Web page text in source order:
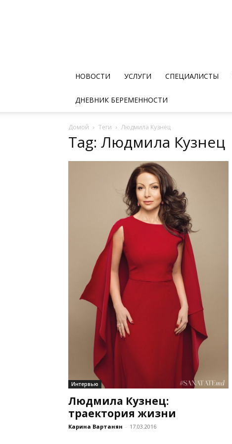
НОВОСТИ УСЛУГИ СПЕЦИАЛИСТЫ
ДНЕВНИК БЕРЕМЕННОСТИ
Домой Теги Людмила Кузнец
Tag: Людмила Кузнец
Интервью
Людмила Кузнец:
траектория жизни
Карина Вартанян - 17.03.2016